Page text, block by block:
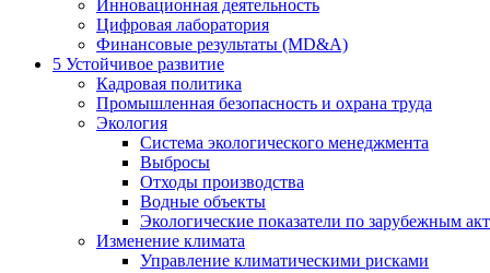
Инновационная деятельность
Цифровая лаборатория
Финансовые результаты (MD&A)
5 Устойчивое развитие
Кадровая политика
Промышленная безопасность и охрана труда
Экология
Система экологического менеджмента
Выбросы
Отходы производства
Водные объекты
Экологические показатели по зарубежным
Изменение климата
Управление климатическими рисками